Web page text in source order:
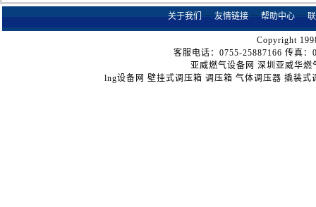
关于我们 ┈ 友情链接 ┈ 帮助中心 ┈
Copyright
客服电话：0755-25887166 传真
亚威燃气设备网 深圳亚威华
lng设备网 壁挂式调压箱 调压箱 气体调压器 撬装式